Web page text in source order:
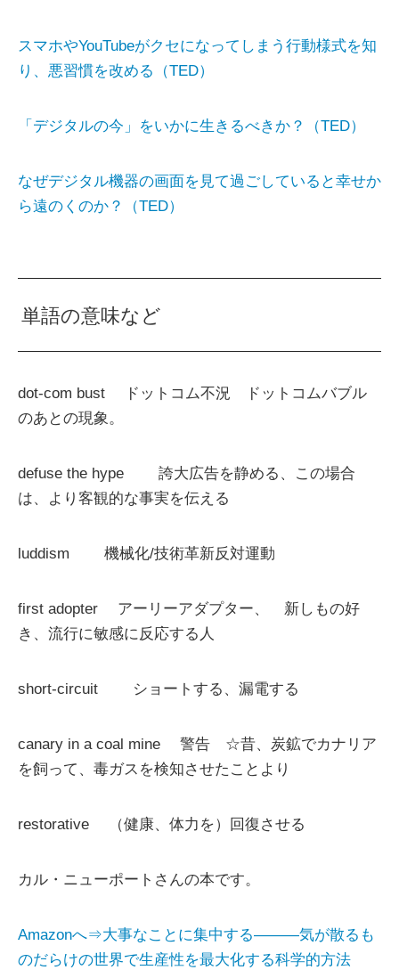
スマホやYouTubeがクセになってしまう行動様式を知
り、悪習慣を改める（TED）
「デジタルの今」をいかに生きるべきか？（TED）
なぜデジタル機器の画面を見て過ごしていると幸せか
ら遠のくのか？（TED）
単語の意味など
dot-com bust ドットコム不況 ドットコムバブル
のあとの現象。
defuse the hype 誇大広告を静める、この場合
は、より客観的な事実を伝える
luddism 機械化/技術革新反対運動
first adopter アーリーアダプター、 新しもの好
き、流行に敏感に反応する人
short-circuit ショートする、漏電する
canary in a coal mine 警告 ☆昔、炭鉱でカナリア
を飼って、毒ガスを検知させたことより
restorative （健康、体力を）回復させる
カル・ニューポートさんの本です。
Amazonへ⇒大事なことに集中する―――気が散るも
のだらけの世界で生産性を最大化する科学的方法